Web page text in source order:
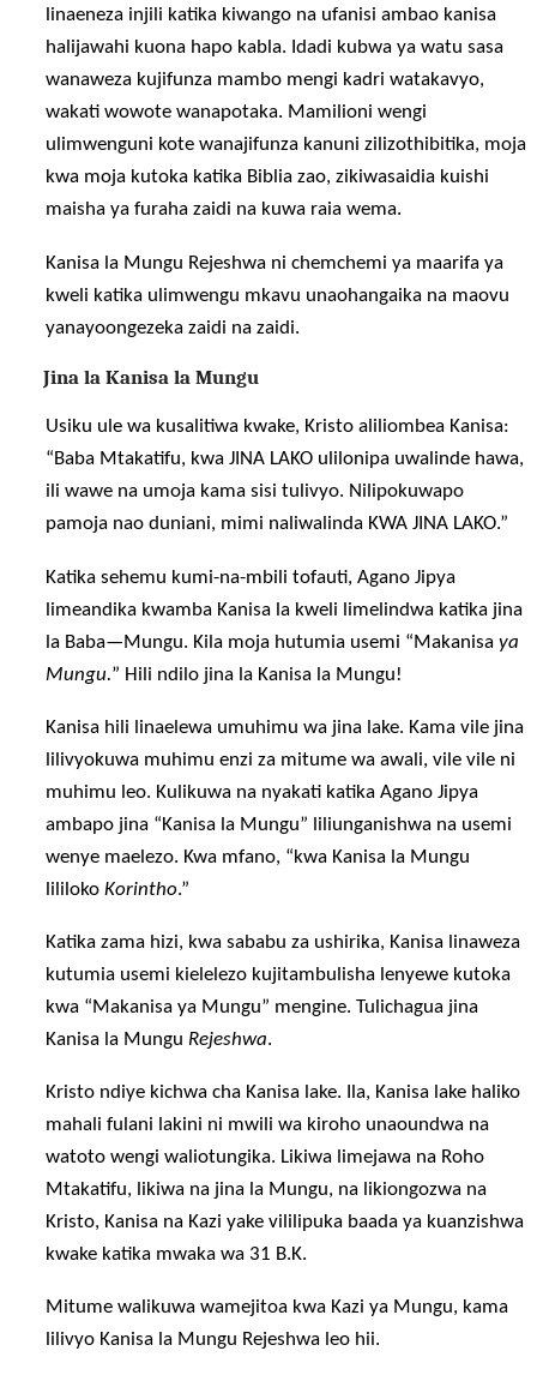
linaeneza injili katika kiwango na ufanisi ambao kanisa
halijawahi kuona hapo kabla. Idadi kubwa ya watu sasa
wanaweza kujifunza mambo mengi kadri watakavyo,
wakati wowote wanapotaka. Mamilioni wengi
ulimwenguni kote wanajifunza kanuni zilizothibitika, moja
kwa moja kutoka katika Biblia zao, zikiwasaidia kuishi
maisha ya furaha zaidi na kuwa raia wema.
Kanisa la Mungu Rejeshwa ni chemchemi ya maarifa ya
kweli katika ulimwengu mkavu unaohangaika na maovu
yanayoongezeka zaidi na zaidi.
Jina la Kanisa la Mungu
Usiku ule wa kusalitiwa kwake, Kristo aliliombea Kanisa:
“Baba Mtakatifu, kwa JINA LAKO ulilonipa uwalinde hawa,
ili wawe na umoja kama sisi tulivyo. Nilipokuwapo
pamoja nao duniani, mimi naliwalinda KWA JINA LAKO.”
Katika sehemu kumi-na-mbili tofauti, Agano Jipya
limeandika kwamba Kanisa la kweli limelindwa katika jina
la Baba—Mungu. Kila moja hutumia usemi “Makanisaya
Mungu.” Hili ndilo jina la Kanisa la Mungu!
Kanisa hili linaelewa umuhimu wa jina lake. Kama vile jina
lilivyokuwa muhimu enzi za mitume wa awali, vile vile ni
muhimu leo. Kulikuwa na nyakati katika Agano Jipya
ambapo jina “Kanisa la Mungu” liliunganishwa na usemi
wenye maelezo. Kwa mfano, “kwa Kanisa la Mungu
lililokoKorintho.”
Katika zama hizi, kwa sababu za ushirika, Kanisa linaweza
kutumia usemi kielelezo kujitambulisha lenyewe kutoka
kwa “Makanisa ya Mungu” mengine. Tulichagua jina
Kanisa la Mungu Rejeshwa.
Kristo ndiye kichwa cha Kanisa lake. Ila, Kanisa lake haliko
mahali fulani lakini ni mwili wa kiroho unaoundwa na
watoto wengi waliotungika. Likiwa limejawa na Roho
Mtakatifu, likiwa na jina la Mungu, na likiongozwa na
Kristo, Kanisa na Kazi yake vililipuka baada ya kuanzishwa
kwake katika mwaka wa 31 B.K.
Mitume walikuwa wamejitoa kwa Kazi ya Mungu, kama
lilivyo Kanisa la Mungu Rejeshwa leo hii.